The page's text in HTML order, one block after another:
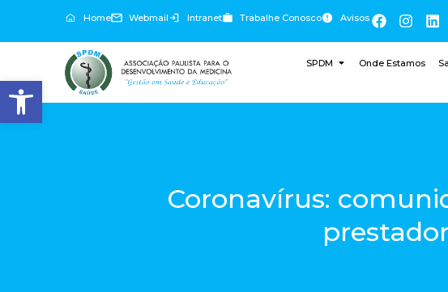
Abrir a barra de ferramentas
Home Webmail Intranet Trabalhe Conosco Avisos
SPDM Onde Estamos
Coronavírus: